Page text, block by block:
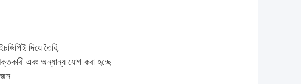
দিয়ে তৈরি,
এবং অন্যান্য যোগ করা হচ্ছে